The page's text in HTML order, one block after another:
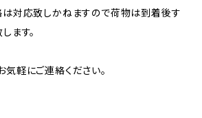
は対応致しかねますので荷物は到着後す
ます。
軽にご連絡ください。